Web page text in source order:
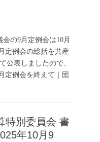
の9月定例会は10月
定例会の総括を共産
公表しましたので、
定例会を終えて｜団
特別委員会 書
年10月9